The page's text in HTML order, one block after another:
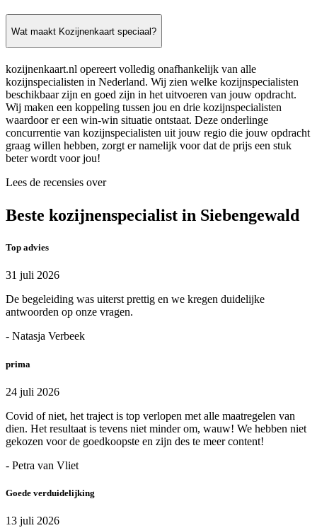
Wat maakt Kozijnenkaart speciaal?
kozijnenkaart.nl opereert volledig onafhankelijk van alle
kozijnspecialisten in Nederland. Wij zien welke kozijnspecialisten
beschikbaar zijn en goed zijn in het uitvoeren van jouw opdracht.
Wij maken een koppeling tussen jou en drie kozijnspecialisten
waardoor er een win-win situatie ontstaat. Deze onderlinge
concurrentie van kozijnspecialisten uit jouw regio die jouw opdracht
graag willen hebben, zorgt er namelijk voor dat de prijs een stuk
beter wordt voor jou!
Lees de recensies over
Beste kozijnenspecialist in Siebengewald
Top advies
31 juli 2026
De begeleiding was uiterst prettig en we kregen duidelijke
antwoorden op onze vragen.
- Natasja Verbeek
prima
24 juli 2026
Covid of niet, het traject is top verlopen met alle maatregelen van
dien. Het resultaat is tevens niet minder om, wauw! We hebben niet
gekozen voor de goedkoopste en zijn des te meer content!
- Petra van Vliet
Goede verduidelijking
13 juli 2026